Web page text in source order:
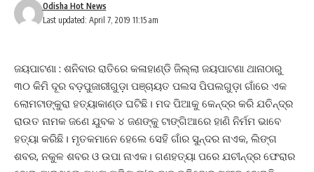
Last updated: April 7, 2019 11:15 am
Odisha Hot News
ଜୟପାଟଣା : ଶନିବାର ରାତିରେ କଳାହାଣ୍ଡି ଜିଲ୍ଲା ଜୟପାଟଣା ଥାନାଠାରୁ
୩୦ କିମି ଦୂର ବଡ଼ପୁଜାରୀଗୁଡ଼ା ପଞ୍ଚାୟତ ପଲସ ପିପଲଗୁଡ଼ା ଗାଁରେ ଏକ
ଲୋମଟାଙ୍କୁରା ହତ୍ୟାକାଣ୍ଡ ଘଟିଛି। ମଦ ପିଆକୁ କେନ୍ଦ୍ର କରି ଯଚିନ୍ଦ୍ର
ରାଉତ ନାମକ ଜଣେ ଯୁବକ ୪ ଜଣଙ୍କୁ ଟାଙ୍ଗିଆରେ ହାଣି ନିର୍ମମ ଭାବେ
ହତ୍ୟା କରିଛି। ମୃତକମାନେ ହେଲେ ସେହି ଗାଁର ସୁନ୍ଦର ନାଏକ, ଲିଙ୍ଗ
ଶବର, ନକୁଳ ଶବର ଓ ଉପା ନାଏକ। ଗଣହତ୍ୟା ପରେ ଯଚୀନ୍ଦ୍ର ଫେରାର